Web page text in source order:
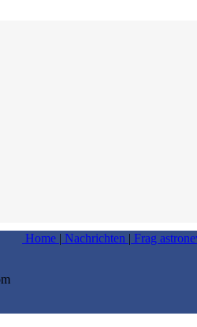
Home | Nachrichten | Frag